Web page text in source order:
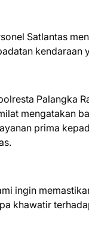
Satlantas
kendaraan
Palangka
mengatakan
prima
ingin
khawatir